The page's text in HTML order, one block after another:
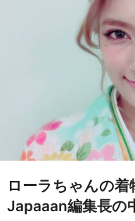
ローラちゃんの着
Japaaan編集長の